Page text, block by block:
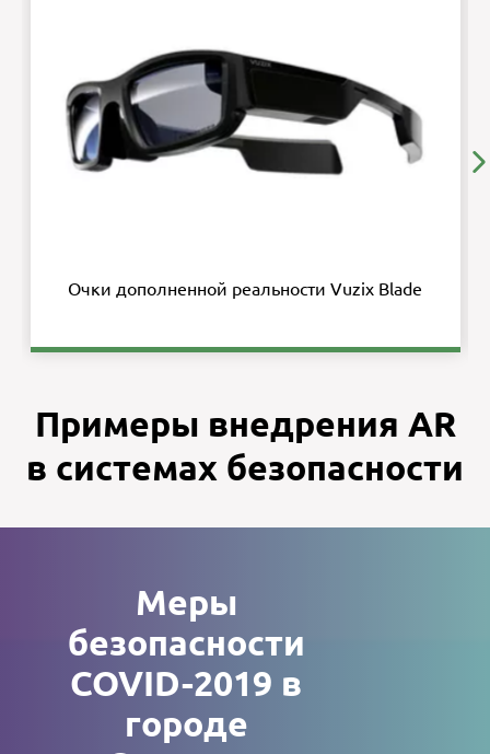
Очки дополненной реальности Vuzix Blade
Примеры внедрения AR
в системах безопасности
Меры
безопасности
COVID-2019 в
городе